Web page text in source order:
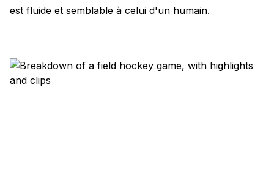
est fluide et semblable à celui d'un humain.